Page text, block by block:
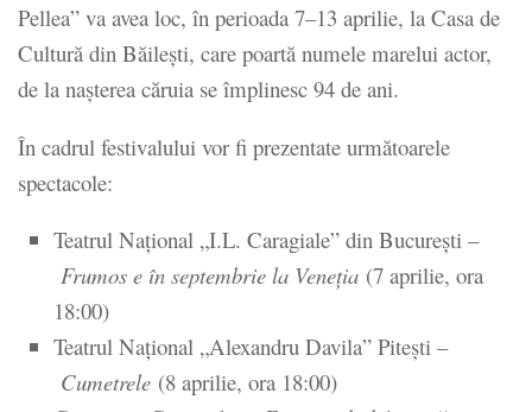
Pellea” va avea loc, în perioada 7–13 aprilie, la Casa de
Cultură din Băilești, care poartă numele marelui actor,
de la nașterea căruia se împlinesc 94 de ani.
În cadrul festivalului vor fi prezentate următoarele
spectacole:
Teatrul Național „I.L. Caragiale” din București –
Frumos e în septembrie la Veneția (7 aprilie, ora
18:00)
Teatrul Național „Alexandru Davila” Pitești –
Cumetrele (8 aprilie, ora 18:00)